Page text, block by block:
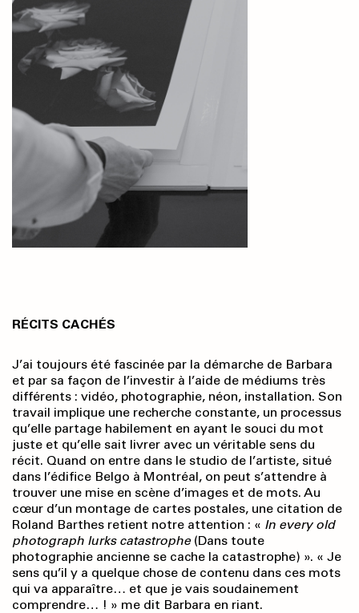
RÉCITS CACHÉS
J’ai toujours été fascinée par la démarche de Barbara
et par sa façon de l’investir à l’aide de médiums très
différents : vidéo, photographie, néon, installation. Son
travail implique une recherche constante, un processus
qu’elle partage habilement en ayant le souci du mot
juste et qu’elle sait livrer avec un véritable sens du
récit. Quand on entre dans le studio de l’artiste, situé
dans l’édifice Belgo à Montréal, on peut s’attendre à
trouver une mise en scène d’images et de mots. Au
cœur d’un montage de cartes postales, une citation de
Roland Barthes retient notre attention : « In every old
photograph lurks catastrophe (Dans toute
photographie ancienne se cache la catastrophe) ». « Je
sens qu’il y a quelque chose de contenu dans ces mots
qui va apparaître… et que je vais soudainement
comprendre… ! » me dit Barbara en riant.